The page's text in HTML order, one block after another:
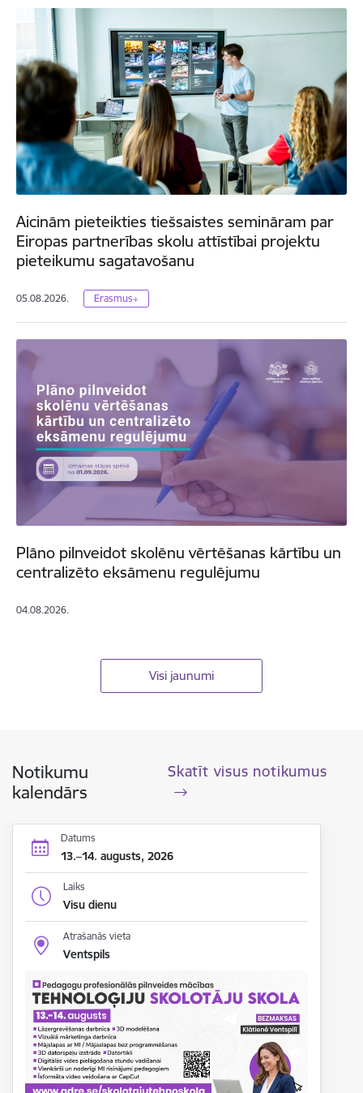
Aicinām pieteikties tiešsaistes semināram par
Eiropas partnerības skolu attīstībai projektu
pieteikumu sagatavošanu
05.08.2026. Erasmus+
Plāno pilnveidot skolēnu vērtēšanas kārtību un
centralizēto eksāmenu regulējumu
04.08.2026.
Visi jaunumi
Notikumu
kalendārs
Skatīt visus notikumus
Datums
13.–14. augusts, 2026
Laiks
Visu dienu
Atrašanās vieta
Ventspils